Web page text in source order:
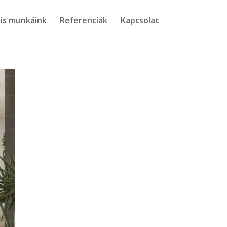
munkáink Referenciák Kapcsolat